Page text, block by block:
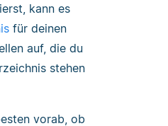
kann es
für deinen
auf, die du
stehen
vorab, ob